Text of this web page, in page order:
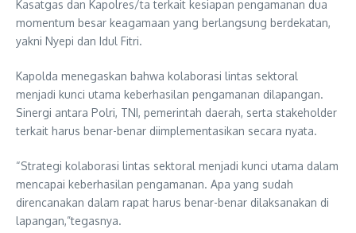
Kasatgas dan Kapolres/ta terkait kesiapan pengamanan dua
momentum besar keagamaan yang berlangsung berdekatan,
yakni Nyepi dan Idul Fitri.
Kapolda menegaskan bahwa kolaborasi lintas sektoral
menjadi kunci utama keberhasilan pengamanan dilapangan.
Sinergi antara Polri, TNI, pemerintah daerah, serta stakeholder
terkait harus benar-benar diimplementasikan secara nyata.
“Strategi kolaborasi lintas sektoral menjadi kunci utama dalam
mencapai keberhasilan pengamanan. Apa yang sudah
direncanakan dalam rapat harus benar-benar dilaksanakan di
lapangan,”tegasnya.